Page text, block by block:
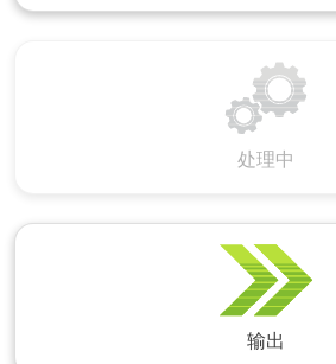
处理中
输出